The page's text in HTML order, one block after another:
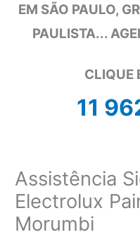
EM SÃO PAULO,
PAULISTA...
CLIQUE
11
Assistência
Electrolux
Morumbi